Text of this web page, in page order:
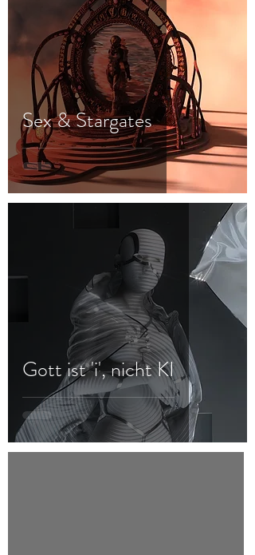
Sex & Stargates
Gott ist 'i', nicht KI